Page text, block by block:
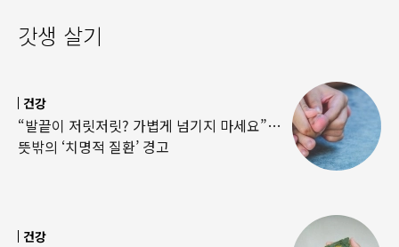
갓생 살기
건강
“발끝이 저릿저릿? 가볍게 넘기지 마세요”…
뜻밖의 ‘치명적 질환’ 경고
건강